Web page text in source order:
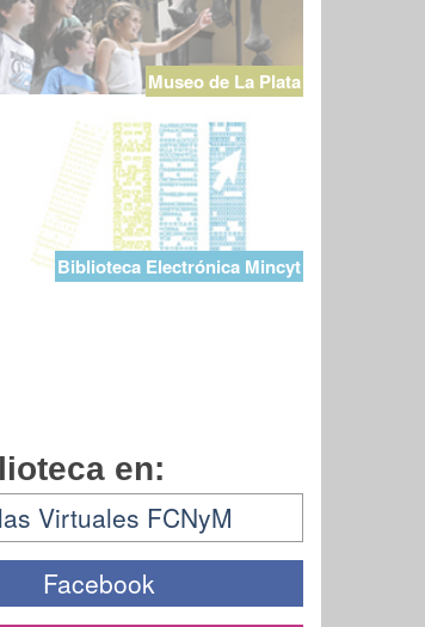
Museo de La Plata
Biblioteca Electrónica Mincyt
en:
Virtuales FCNyM
Facebook